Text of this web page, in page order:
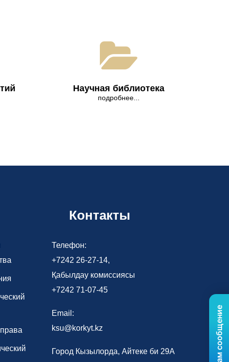
Научная библиотека
подробнее...
Контакты
Телефон:
+7242 26-27-14,
Қабылдау комиссиясы
+7242 71-07-45
Email:
ksu@korkyt.kz
Город Кызылорда, Айтеке би 29А